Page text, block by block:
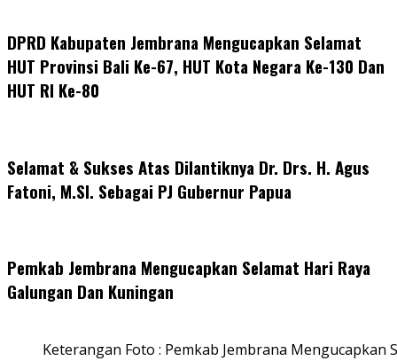
DPRD Kabupaten Jembrana Mengucapkan Selamat
HUT Provinsi Bali Ke-67, HUT Kota Negara Ke-130 Dan
HUT RI Ke-80
Selamat & Sukses Atas Dilantiknya Dr. Drs. H. Agus
Fatoni, M.SI. Sebagai PJ Gubernur Papua
Pemkab Jembrana Mengucapkan Selamat Hari Raya
Galungan Dan Kuningan
Keterangan Foto : Pemkab Jembrana Mengucapkan